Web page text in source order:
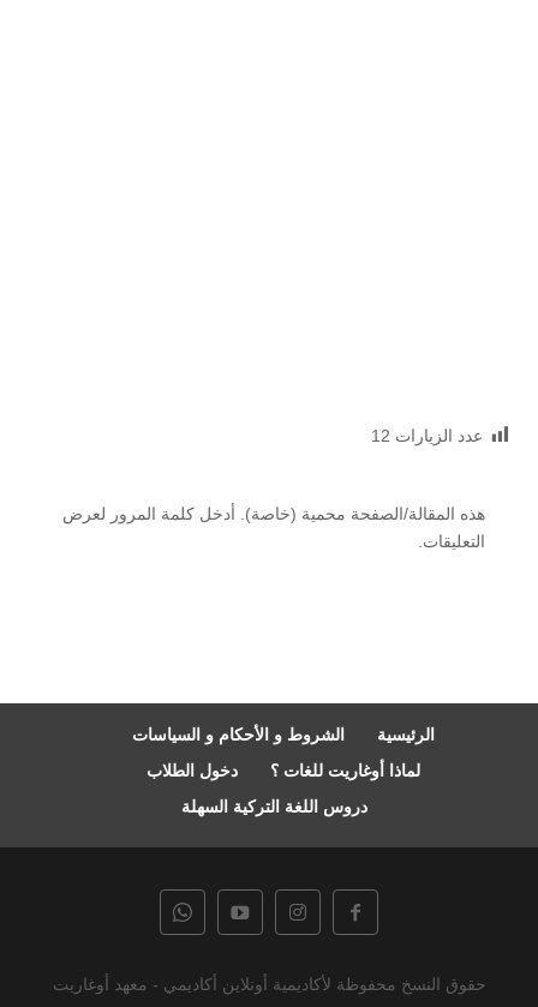
عدد الزيارات 12
هذه المقالة/الصفحة محمية (خاصة). أدخل كلمة المرور لعرض
التعليقات.
الرئيسية
الشروط و الأحكام و السياسات
لماذا أوغاريت للغات ؟
دخول الطلاب
دروس اللغة التركية السهلة
حقوق النسخ محفوظة لأكاديمية أونلاين أكاديمي - معهد أوغاريت